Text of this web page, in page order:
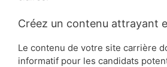
Créez un contenu attrayant
Le contenu de votre site carrière
informatif pour les candidats